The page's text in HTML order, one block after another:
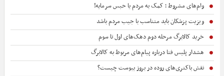
وام‌های مشروط ؛ کمک به مردم یا حبس سرمایه!
ویزیت پزشکان باید متناسب با جیب مردم باشد
خرید کالابرگ مرحله دوم دهک‌های اول تا سوم
هشدار پلیس فتا درباره پیام‌های مربوط به کالابرگ
نقش باکتری‌های روده در بروز یبوست چیست؟